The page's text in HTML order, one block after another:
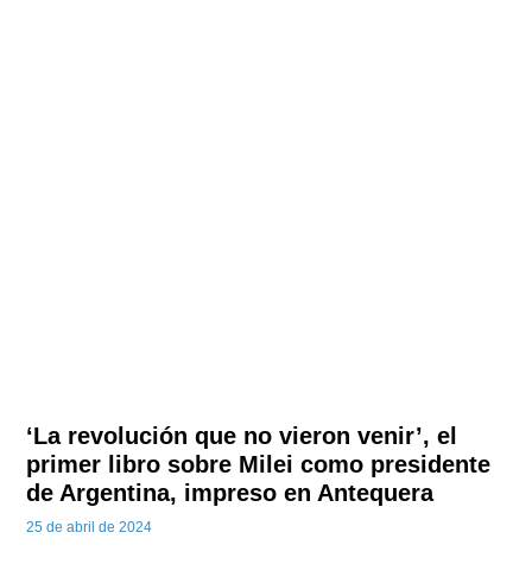
‘La revolución que no vieron venir’, el
primer libro sobre Milei como presidente
de Argentina, impreso en Antequera
25 de abril de 2024